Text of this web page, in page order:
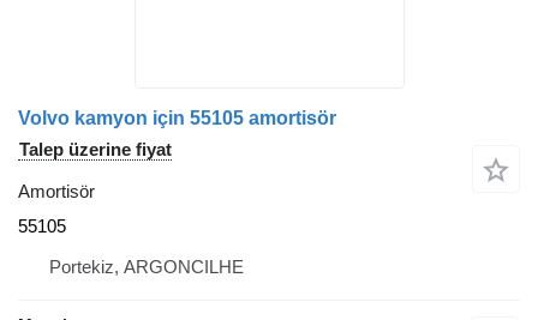
Volvo kamyon için 55105 amortisör
Talep üzerine fiyat
Amortisör
55105
Portekiz, ARGONCILHE